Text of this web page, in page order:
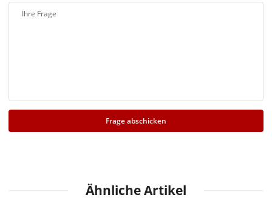
Ihre Frage
Frage abschicken
Ähnliche Artikel